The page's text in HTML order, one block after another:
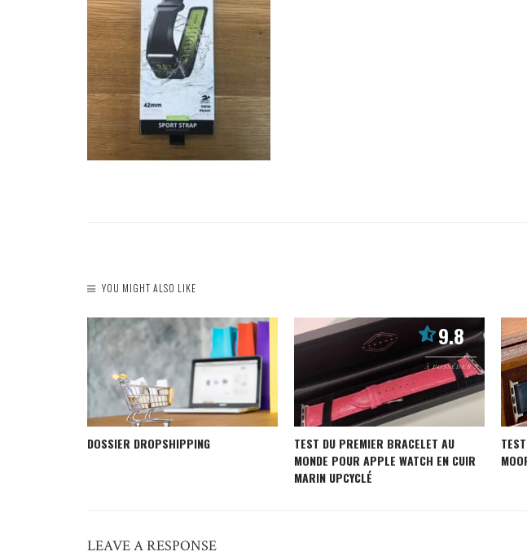
YOU MIGHT ALSO LIKE
DOSSIER DROPSHIPPING
9.8
À POSSÉDER !
TEST DU PREMIER BRACELET AU
MONDE POUR APPLE WATCH EN CUIR
MARIN UPCYCLÉ
LEAVE A RESPONSE